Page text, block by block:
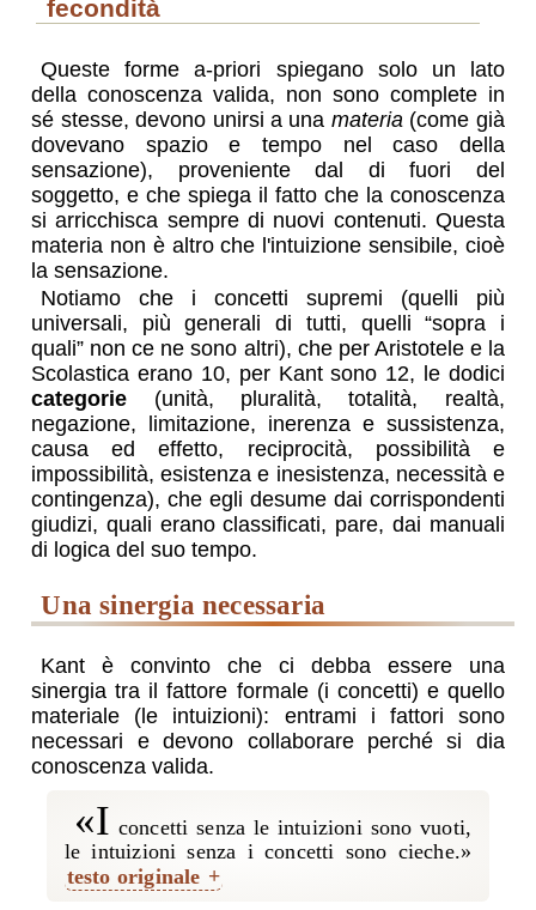
fecondità
Queste forme a-priori spiegano solo un lato
della conoscenza valida, non sono complete in
sé stesse, devono unirsi a una materia (come già
dovevano spazio e tempo nel caso della
sensazione), proveniente dal di fuori del
soggetto, e che spiega il fatto che la conoscenza
si arricchisca sempre di nuovi contenuti. Questa
materia non è altro che l'intuizione sensibile, cioè
la sensazione.
Notiamo che i concetti supremi (quelli più
universali, più generali di tutti, quelli “sopra i
quali” non ce ne sono altri), che per Aristotele e la
Scolastica erano 10, per Kant sono 12, le dodici
categorie (unità, pluralità, totalità, realtà,
negazione, limitazione, inerenza e sussistenza,
causa ed effetto, reciprocità, possibilità e
impossibilità, esistenza e inesistenza, necessità e
contingenza), che egli desume dai corrispondenti
giudizi, quali erano classificati, pare, dai manuali
di logica del suo tempo.
una sinergia necessaria
Kant è convinto che ci debba essere una
sinergia tra il fattore formale (i concetti) e quello
materiale (le intuizioni): entrami i fattori sono
necessari e devono collaborare perché si dia
conoscenza valida.
«I concetti senza le intuizioni sono vuoti,
le intuizioni senza i concetti sono cieche.»
testo originale